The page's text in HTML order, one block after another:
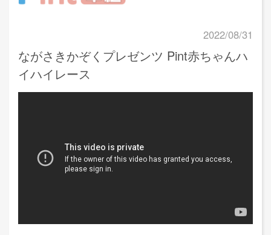
2022/08/31
ながさきかぞくプレゼンツ Pint赤ちゃんハ
イハイレース